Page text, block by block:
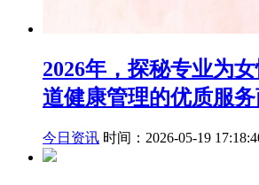
2026年，探秘专业为
道健康管理的优质服务
今日资讯 时间：2026-05-19